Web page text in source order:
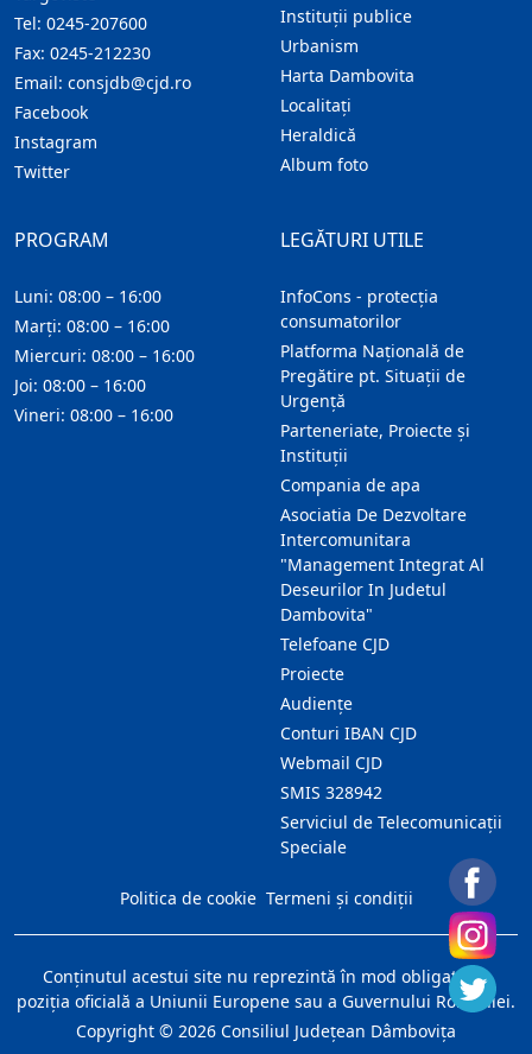
Tel: 0245-207600
Fax: 0245-212230
Email: consjdb@cjd.ro
Facebook
Instagram
Twitter
Instituţii publice
Urbanism
Harta Dambovita
Localitaţi
Heraldică
Album foto
LEGĂTURI UTILE
InfoCons - protecția
consumatorilor
Platforma Națională de
Pregătire pt. Situații de
Urgență
Parteneriate, Proiecte și
Instituții
Compania de apa
Asociatia De Dezvoltare
Intercomunitara
"Management Integrat Al
Deseurilor In Judetul
Dambovita"
Telefoane CJD
Proiecte
Audienţe
Conturi IBAN CJD
Webmail CJD
SMIS 328942
Serviciul de Telecomunicații
Speciale
PROGRAM
Luni: 08:00 – 16:00
Marți: 08:00 – 16:00
Miercuri: 08:00 – 16:00
Joi: 08:00 – 16:00
Vineri: 08:00 – 16:00
Politica de cookie Termeni și condiții
Conţinutul acestui site nu reprezintă în mod obligatoriu
poziţia oficială a Uniunii Europene sau a Guvernului României.
Copyright © 2026 Consiliul Judeţean Dâmboviţa